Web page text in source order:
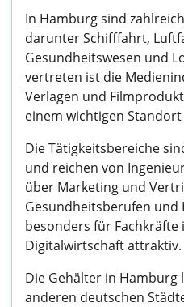
In Hamburg sind
darunter Schifffahrt,
Gesundheitswesen und
vertreten ist die
Verlagen und
einem wichtigen
Die Tätigkeitsbereiche
und reichen von
über Marketing und
Gesundheitsberufen und
besonders für Fachkräfte
Digitalwirtschaft attraktiv.
Die Gehälter in Hamburg
anderen deutschen